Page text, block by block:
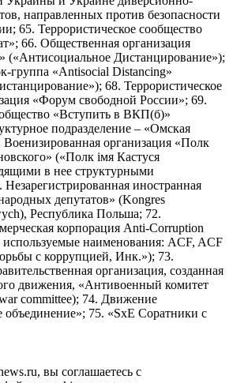
направленных против безопасности
65. Террористическое сообщество
66. Общественная организация
(«Антисоциальное Дистанцирование»);
группа «Antisocial Distancing»
68. Террористическое
«Форум свободной России»; 69.
«Вступить в ВКП(б)»
подразделение – «Омская
организация «Полк
(«Полк iмя Кастуся
в нее структурными
иностранная
депутатов» (Kongres
Республика Польша; 72.
корпорация Anti-Corruption
наименования: ACF, ACF
с коррупцией, Инк.»); 73.
организация, созданная
движения, «Антивоенный комитет
committee); 74. Движение
объединение»; 75. «SxE Соратники с
вы соглашаетесь с